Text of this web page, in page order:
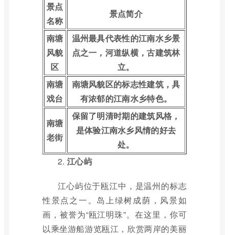
景点
名称
景点简介
南塘
风貌
区
温州最具代表性的江南水乡景
点之一，河道纵横，古建筑林
立。
南塘
戏台
南塘风貌区的标志性建筑，具
有浓郁的江南水乡特色。
南塘
老街
保留了明清时期的建筑风格，
是体验江南水乡风情的好去
处。
2. 江心屿
江心屿位于瓯江中，是温州的标志
性景点之一。岛上绿树成荫，风景如
画，被誉为“瓯江明珠”。在这里，你可
以乘坐游船游览瓯江，欣赏两岸的美丽